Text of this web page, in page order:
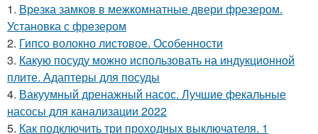
1. Врезка замков в межкомнатные двери фрезером.
Установка с фрезером
2. Гипсо волокно листовое. Особенности
3. Какую посуду можно использовать на индукционной
плите. Адаптеры для посуды
4. Вакуумный дренажный насос. Лучшие фекальные
насосы для канализации 2022
5. Как подключить три проходных выключателя. 1